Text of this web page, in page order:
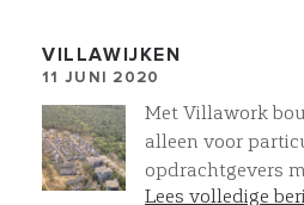
u alle kennis en
een dak
VILLAWIJKEN
11 JUNI 2020
Met Villawork
alleen voor
opdrachtgevers
we ook complete
Lees volledige